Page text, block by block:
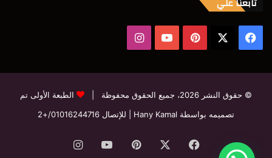
فيسبوك بينتيريست‫YouTube
© حقوق النشر 2026، جميع الحقوق محفوظة |
الطبعة الأولى تم
تصميمه بواسطة Hany Kamal
| للإتصال 01016244716/+2
فيسبوك بينتيريست‫YouTube